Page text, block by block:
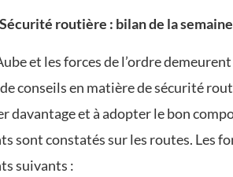
routière : bilan de la semaine
et les forces de l’ordre
conseils en matière de sécurité
davantage et à adopter le bon
sont constatés sur les routes. Les
suivants :